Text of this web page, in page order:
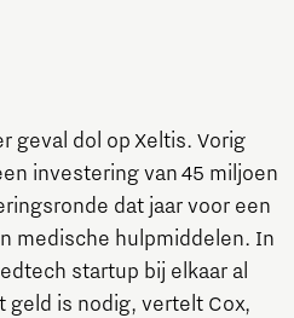
geval dol op Xeltis. Vorig
investering van 45 miljoen
dat jaar voor een
medische hulpmiddelen. In
startup bij elkaar al
geld is nodig, vertelt Cox,